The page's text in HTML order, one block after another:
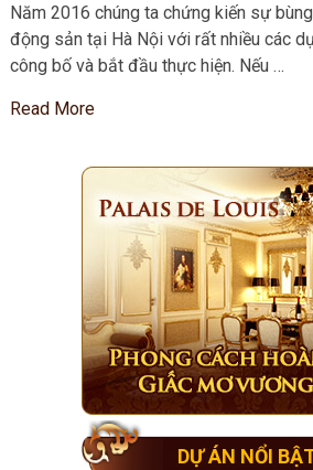
Năm 2016 chúng ta chứng kiến sự
động sản tại Hà Nội với rất nhiều các
công bố và bắt đầu thực hiện. Nếu …
Read More
DỰ ÁN NỔI